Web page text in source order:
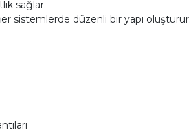
sağlar.
sistemlerde düzenli bir yapı oluşturur.